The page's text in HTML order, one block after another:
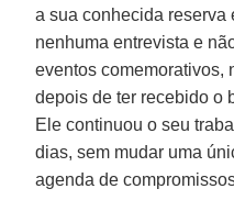
a sua conhecida reserva
nenhuma entrevista e
eventos comemorativos,
depois de ter recebido o
Ele continuou o seu
dias, sem mudar uma
agenda de